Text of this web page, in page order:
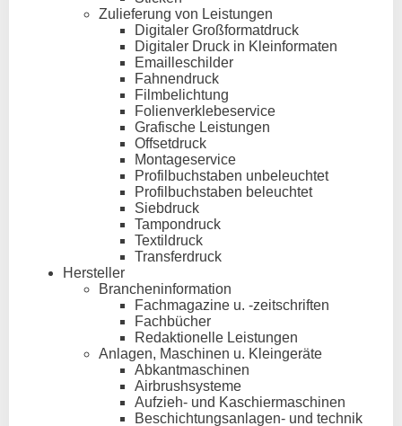
Zulieferung von Leistungen
Digitaler Großformatdruck
Digitaler Druck in Kleinformaten
Emailleschilder
Fahnendruck
Filmbelichtung
Folienverklebeservice
Grafische Leistungen
Offsetdruck
Montageservice
Profilbuchstaben unbeleuchtet
Profilbuchstaben beleuchtet
Siebdruck
Tampondruck
Textildruck
Transferdruck
Hersteller
Brancheninformation
Fachmagazine u. -zeitschriften
Fachbücher
Redaktionelle Leistungen
Anlagen, Maschinen u. Kleingeräte
Abkantmaschinen
Airbrushsysteme
Aufzieh- und Kaschiermaschinen
Beschichtungsanlagen- und technik